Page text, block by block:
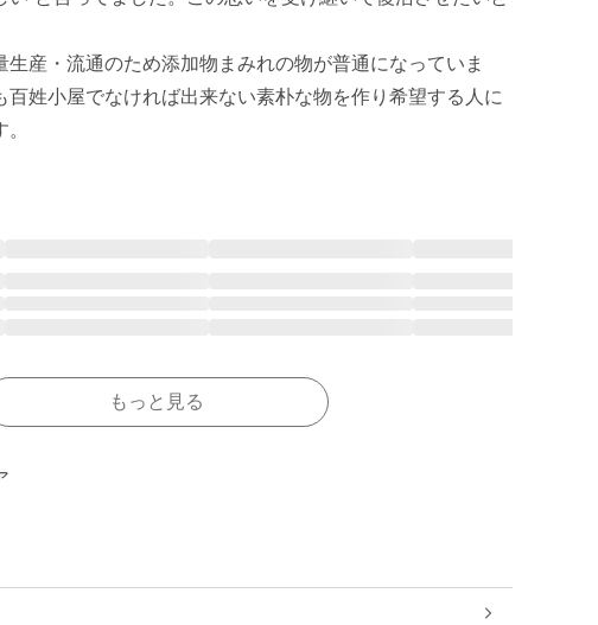
生産・流通のため添加物まみれの物が普通になっていま
百姓小屋でなければ出来ない素朴な物を作り希望する人に
もっと見る